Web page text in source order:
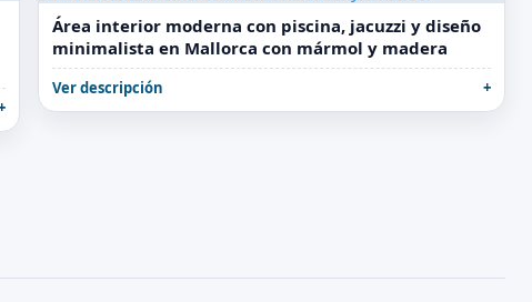
Área interior moderna con piscina, jacuzzi y diseño
minimalista en Mallorca con mármol y madera
Ver descripción